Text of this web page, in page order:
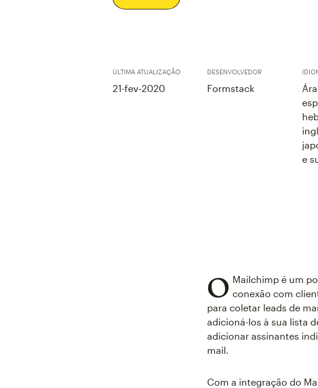
ÚLTIMA ATUALIZAÇÃO
21-fev-2020
DESENVOLVEDOR
Formstack
e
O Mailchimp é um
conexão com
para coletar leads de
adicioná-los à sua lista
adicionar assinantes
mail.
Com a integração do